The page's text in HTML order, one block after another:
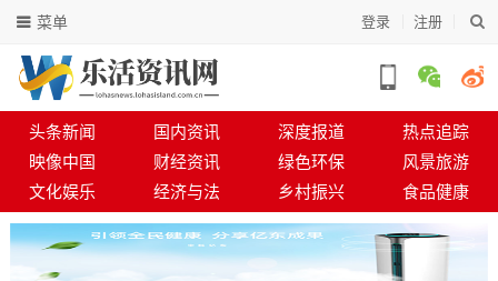
登录 注册
菜单
头条新闻 国内资讯 深度报道
热点追踪
映像中国
财经资讯 绿色环保
风景旅游
文化娱乐
经济与法 乡村振兴 食品健康